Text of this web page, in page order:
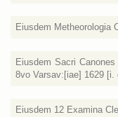
Eiusdem Metheorologia
Eiusdem Sacri
8vo Varsav:[iae] 1629 [i.
Eiusdem 12 Examina